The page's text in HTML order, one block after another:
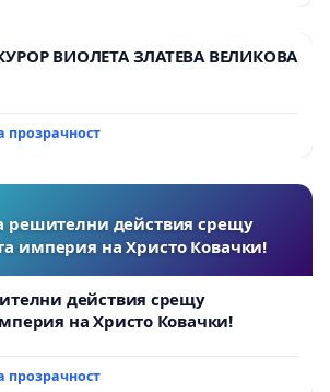
ВИОЛЕТА ЗЛАТЕВА ВЕЛИКОВА
прозрачност
решителни действия срещу
империя на Христо Ковачки!
действия срещу
на Христо Ковачки!
прозрачност